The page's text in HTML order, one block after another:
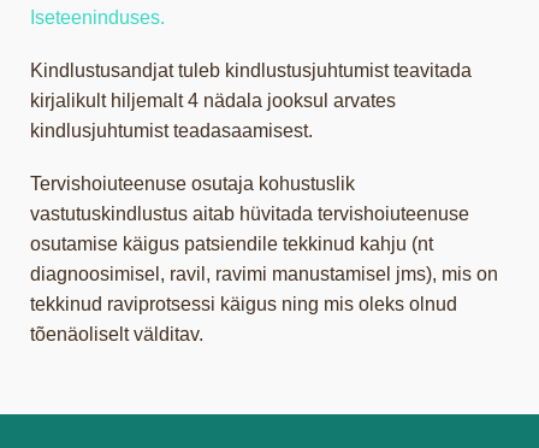
Iseteeninduses.
Kindlustusandjat tuleb kindlustusjuhtumist teavitada
kirjalikult hiljemalt 4 nädala jooksul arvates
kindlusjuhtumist teadasaamisest.
Tervishoiuteenuse osutaja kohustuslik
vastutuskindlustus aitab hüvitada tervishoiuteenuse
osutamise käigus patsiendile tekkinud kahju (nt
diagnoosimisel, ravil, ravimi manustamisel jms), mis on
tekkinud raviprotsessi käigus ning mis oleks olnud
tõenäoliselt välditav.